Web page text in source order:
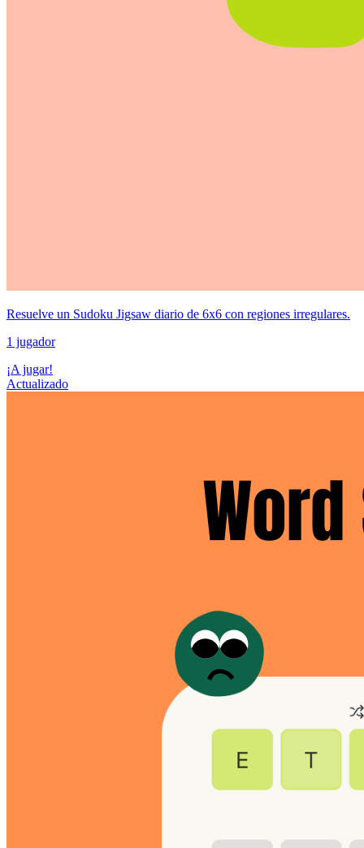
Resuelve un Sudoku Jigsaw diario de 6x6 con regiones irregulares.
1 jugador
¡A jugar!
Actualizado